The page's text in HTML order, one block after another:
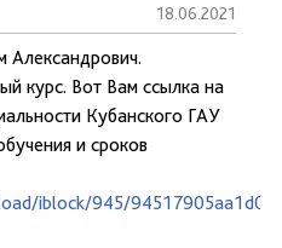
18.06.2021
Александрович.
курс. Вот Вам ссылка на
Кубанского ГАУ
и сроков
iblock/945/